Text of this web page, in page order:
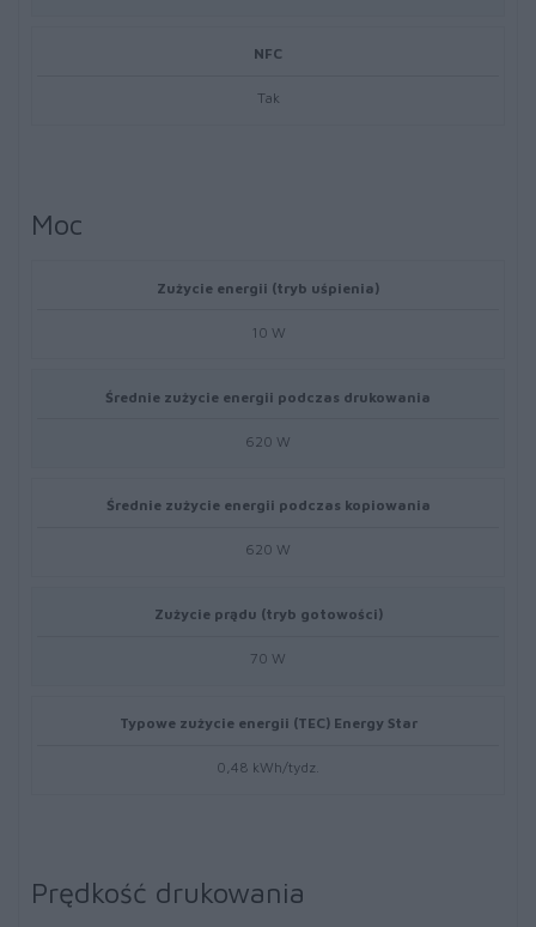
NFC
Tak
Moc
Zużycie energii (tryb uśpienia)
10 W
Średnie zużycie energii podczas drukowania
620 W
Średnie zużycie energii podczas kopiowania
620 W
Zużycie prądu (tryb gotowości)
70 W
Typowe zużycie energii (TEC) Energy Star
0,48 kWh/tydz.
Prędkość drukowania